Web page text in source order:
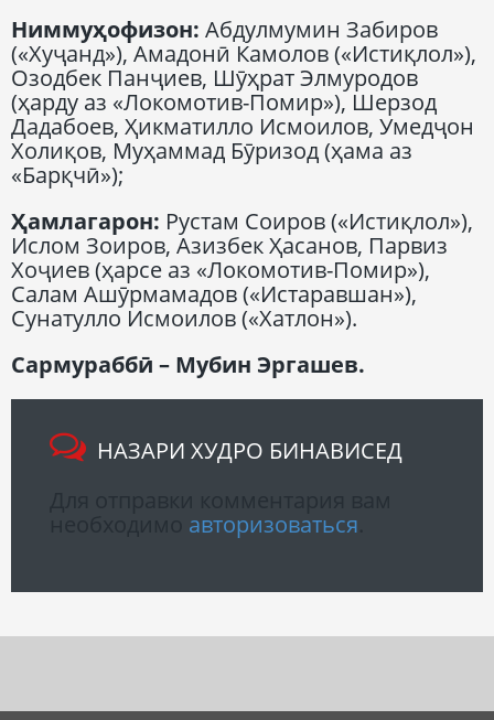
Ниммуҳофизон: Абдулмумин Забиров
(«Хуҷанд»), Амадонӣ Камолов («Истиқлол»),
Озодбек Панҷиев, Шӯҳрат Элмуродов
(ҳарду аз «Локомотив-Помир»), Шерзод
Дадабоев, Ҳикматилло Исмоилов, Умедҷон
Холиқов, Муҳаммад Бӯризод (ҳама аз
«Барқчӣ»);
Ҳамлагарон: Рустам Соиров («Истиқлол»),
Ислом Зоиров, Азизбек Ҳасанов, Парвиз
Хоҷиев (ҳарсе аз «Локомотив-Помир»),
Салам Ашӯрмамадов («Истаравшан»),
Сунатулло Исмоилов («Хатлон»).
Сармураббӣ – Мубин Эргашев.
НАЗАРИ ХУДРО БИНАВИСЕД
авторизоваться